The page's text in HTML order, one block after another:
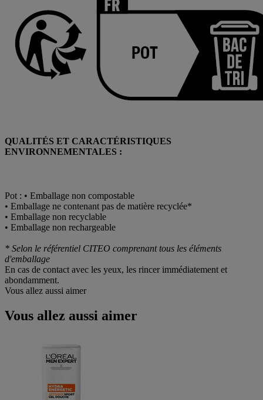
QUALITÉS ET CARACTÉRISTIQUES
ENVIRONNEMENTALES :
Pot : • Emballage non compostable
• Emballage ne contenant pas de matière recyclée*
• Emballage non recyclable
• Emballage non rechargeable
* Selon le référentiel CITEO comprenant tous les éléments
d'emballage
En cas de contact avec les yeux, les rincer immédiatement et
abondamment.
Vous allez aussi aimer
Vous allez aussi aimer